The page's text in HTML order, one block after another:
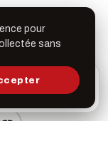
de La
×
pour
sans